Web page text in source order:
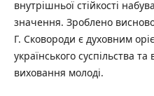
внутрішньої стійкості
значення. Зроблено
Г. Сковороди є духовним
українського суспільства
виховання молоді.